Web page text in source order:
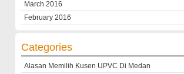
March 2016
February 2016
Categories
Alasan Memilih Kusen UPVC Di Medan